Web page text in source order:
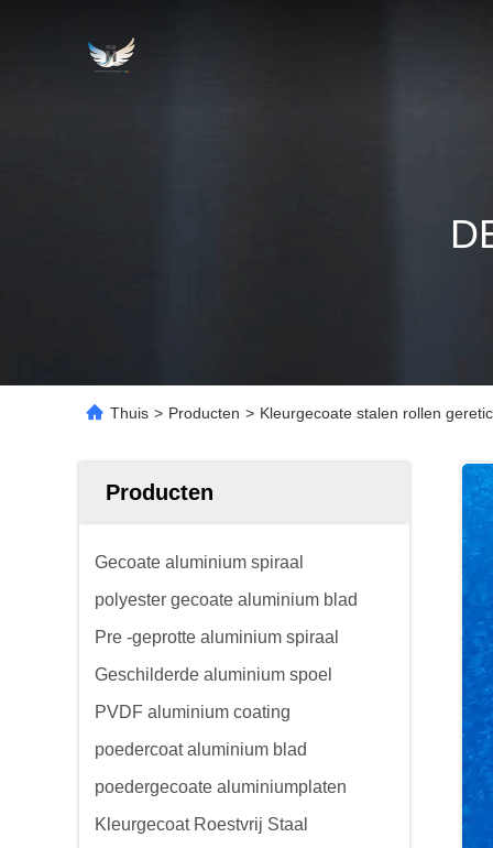
Thuis > Producten > Kleurgecoate stalen rollen
Producten
Gecoate aluminium spiraal
polyester gecoate aluminium blad
Pre -geprotte aluminium spiraal
Geschilderde aluminium spoel
PVDF aluminium coating
poedercoat aluminium blad
poedergecoate aluminiumplaten
Kleurgecoat Roestvrij Staal